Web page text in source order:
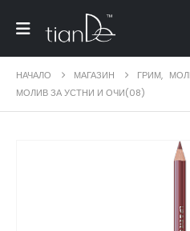
НАЧАЛО МАГАЗИН ГРИМ,
МОЛИВ ЗА УСТНИ И ОЧИ(08)